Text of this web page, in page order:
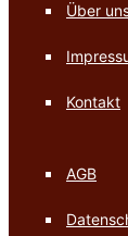
Über
Kontakt
AGB